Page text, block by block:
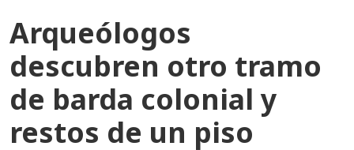
Arqueólogos
descubren otro tramo
de barda colonial y
restos de un piso